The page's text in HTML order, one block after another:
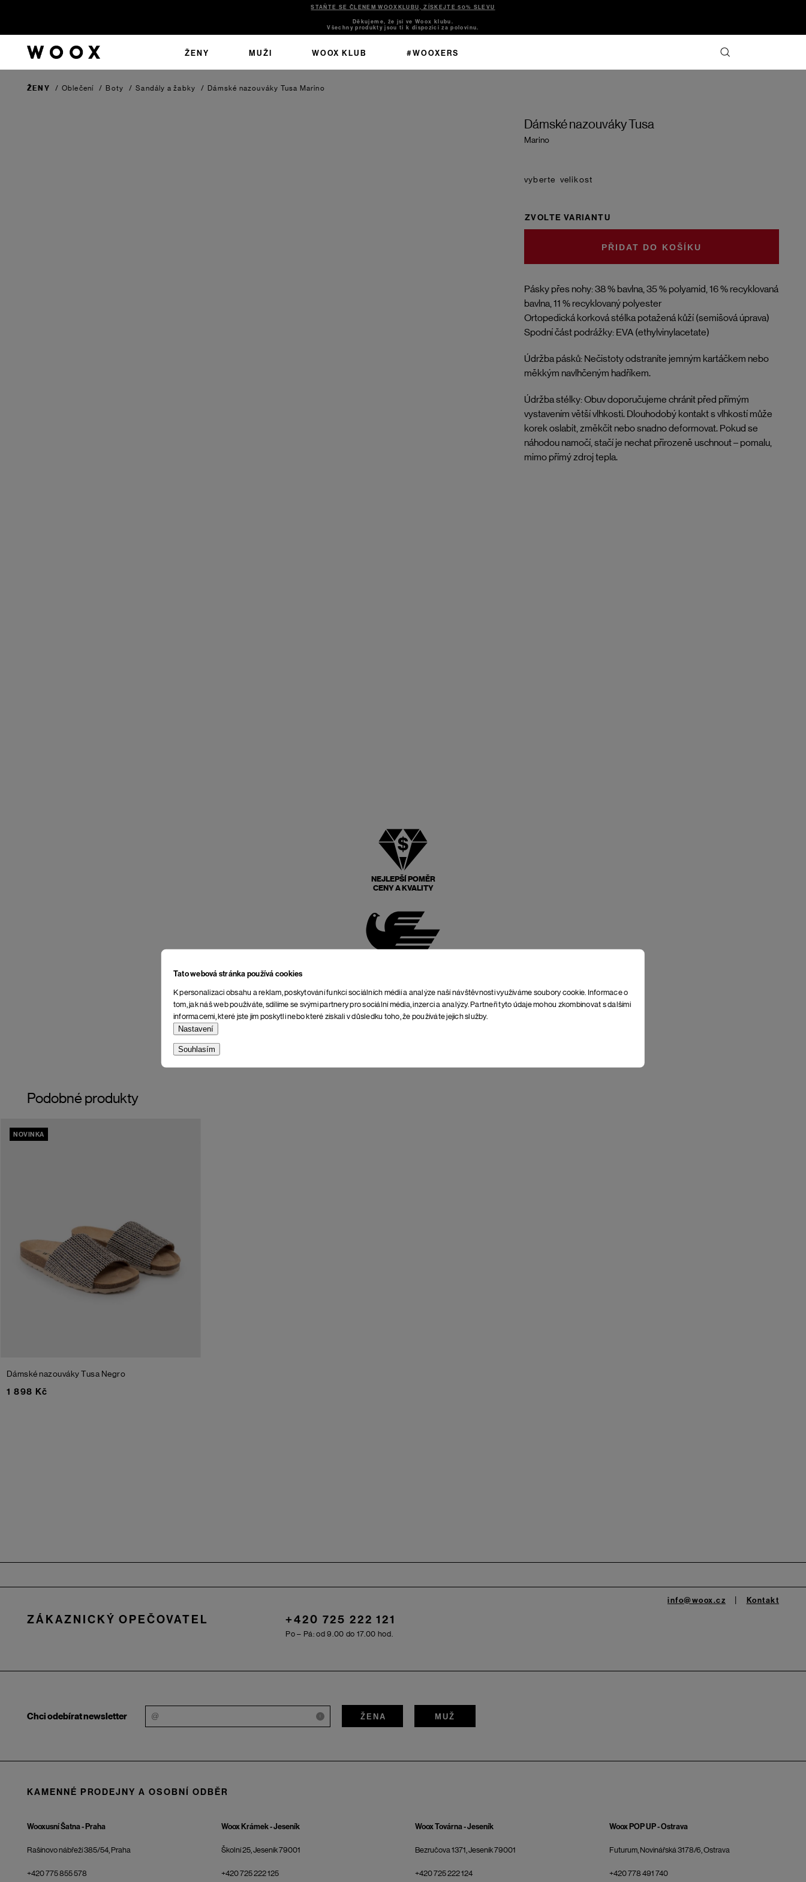
Tato webová stránka používá cookies
K personalizaci obsahu a reklam, poskytování funkcí sociálních médií a analýze naší návštěvnosti využíváme soubory cookie. Informace o
tom, jak náš web používáte, sdílíme se svými partnery pro sociální média, inzerci a analýzy. Partneři tyto údaje mohou zkombinovat s dalšími
informacemi, které jste jim poskytli nebo které získali v důsledku toho, že používáte jejich služby.
Nastavení
Souhlasím
STAŇTE SE ČLENEM WOOXKLUBU, ZÍSKEJTE 50% SLEVU
Děkujeme, že jsi ve Woox klubu.
Všechny produkty jsou ti k dispozici za polovinu.
ŽENY MUŽI WOOX KLUB #WOOXERS
ŽENY / Oblečení / Boty / Sandály a žabky / Dámské nazouváky Tusa Marino
Dámské nazouváky Tusa
Marino
Pásky přes nohy: 38 % bavlna, 35 % polyamid, 16 % recyklovaná
bavlna, 11 % recyklovaný polyester
Ortopedická korková stélka potažená kůží (semišová úprava)
Spodní část podrážky: EVA (ethylvinylacetate)
Údržba pásků: Nečistoty odstraníte jemným kartáčkem nebo
měkkým navlhčeným hadříkem.
Údržba stélky: Obuv doporučujeme chránit před přímým
vystavením větší vlhkosti. Dlouhodobý kontakt s vlhkostí může
korek oslabit, změkčit nebo snadno deformovat. Pokud se
náhodou namočí, stačí je nechat přirozeně uschnout – pomalu,
mimo přímý zdroj tepla.
velikost
ZVOLTE VARIANTU
DO KOŠÍKU
NEJLEPŠÍ POMĚR
CENY A KVALITY
Podobné produkty
NOVINKA
Dámské nazouváky Tusa Negro
1 898 Kč
ZÁKAZNICKÝ OPEČOVATEL +420 725 222 121
Po – Pá: od 9.00 do 17.00 hod.
info@woox.cz Kontakt
Chci odebírat newsletter i ŽENA MUŽ
KAMENNÉ PRODEJNY A OSOBNÍ ODBĚR
Wooxusní Šatna - Praha
Rašínovo nábřeží 385/54, Praha
+420 775 855 578
Woox Krámek - Jeseník
Školní 25, Jeseník 79001
+420 725 222 125
Woox Továrna - Jeseník
Bezručova 1371, Jeseník 79001
+420 725 222 124
Woox POP UP - Ostrava
Futurum, Novinářská 3178/6, Ostrava
+420 778 491 740